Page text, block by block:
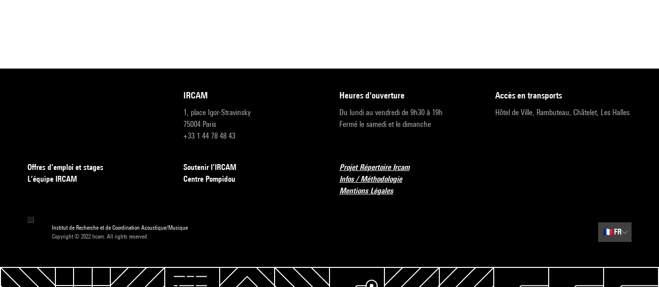
IRCAM
1, place Igor-Stravinsky
75004 Paris
+33 1 44 78 48 43
heures d'ouverture
Du lundi au vendredi de 9h30 à 19h
Fermé le samedi et le dimanche
accès en transports
Hôtel de Ville, Rambuteau, Châtelet, Les Halles
Offres d’emploi et stages
L’équipe IRCAM
Soutenir l’IRCAM
Centre Pompidou
Projet Répertoire Ircam
Infos / Méthodologie
Mentions Légales
Institut de Recherche et de Coordination Acoustique/Musique
Copyright © 2022 Ircam. All rights reserved.
🇫🇷 FR